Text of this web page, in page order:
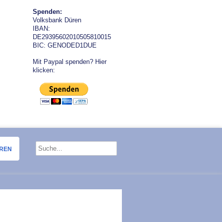
Spenden:
Volksbank Düren
IBAN:
DE29395602010505810015
BIC: GENODED1DUE
Mit Paypal spenden? Hier
klicken: